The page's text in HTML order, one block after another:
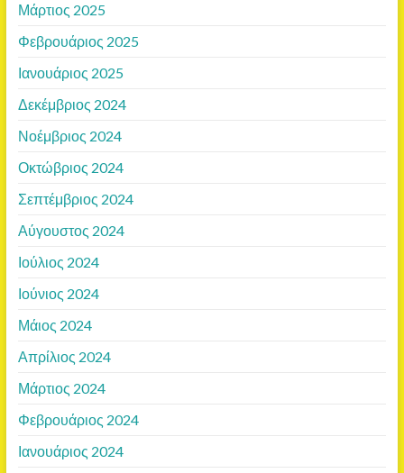
Μάρτιος 2025
Φεβρουάριος 2025
Ιανουάριος 2025
Δεκέμβριος 2024
Νοέμβριος 2024
Οκτώβριος 2024
Σεπτέμβριος 2024
Αύγουστος 2024
Ιούλιος 2024
Ιούνιος 2024
Μάιος 2024
Απρίλιος 2024
Μάρτιος 2024
Φεβρουάριος 2024
Ιανουάριος 2024